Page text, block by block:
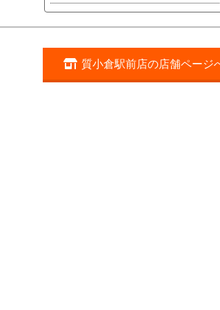
質小倉駅前店の店舗ページ